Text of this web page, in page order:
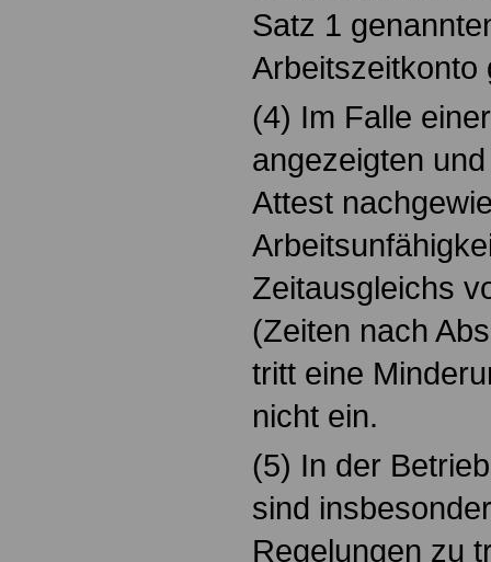
Satz 1
Arbeitszeitkonto
(4) Im Falle
angezeigten
Attest
Zeitausgleichs
(Zeiten nach
tritt eine
nicht ein.
(5) In der
sind
Regelungen zu